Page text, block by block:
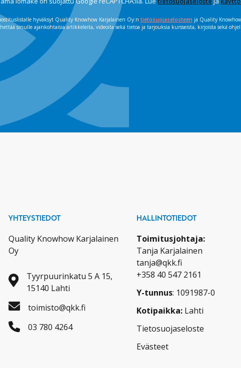
hyväksyt Quality Knowhow Karjalainen Oy:n tietosuojaselosteen ja Quality
sinulle ajankohtaisia artikkeleita, videoita sekä tietoa ja tarjouksia kursseista, kirjoista sekä
YHTEYSTIEDOT
Quality Knowhow Karjalainen
Oy
Tyyrpuurinkatu 5 A 15,
15140 Lahti
toimisto@qkk.fi
03 780 4264
HALLINTOTIEDOT
Toimitusjohtaja:
Tanja Karjalainen
tanja@qkk.fi
+358 40 547 2161
Y-tunnus: 1091987-0
Kotipaikka: Lahti
Tietosuojaseloste
Evästeet